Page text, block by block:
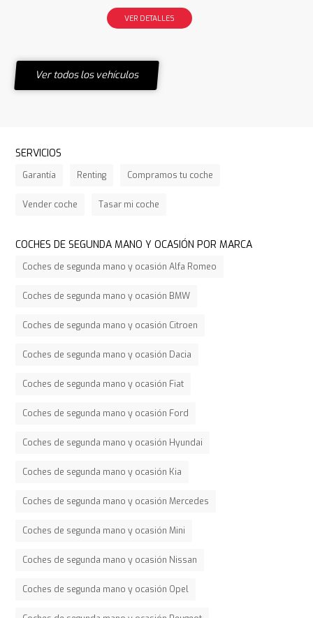
VER DETALLES
Ver todos los vehículos
SERVICIOS
Garantía Renting Compramos tu coche
Vender coche Tasar mi coche
COCHES DE SEGUNDA MANO Y OCASIÓN POR MARCA
Coches de segunda mano y ocasión Alfa Romeo
Coches de segunda mano y ocasión BMW
Coches de segunda mano y ocasión Citroen
Coches de segunda mano y ocasión Dacia
Coches de segunda mano y ocasión Fiat
Coches de segunda mano y ocasión Ford
Coches de segunda mano y ocasión Hyundai
Coches de segunda mano y ocasión Kia
Coches de segunda mano y ocasión Mercedes
Coches de segunda mano y ocasión Mini
Coches de segunda mano y ocasión Nissan
Coches de segunda mano y ocasión Opel